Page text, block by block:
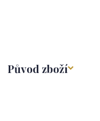
Původ zboží